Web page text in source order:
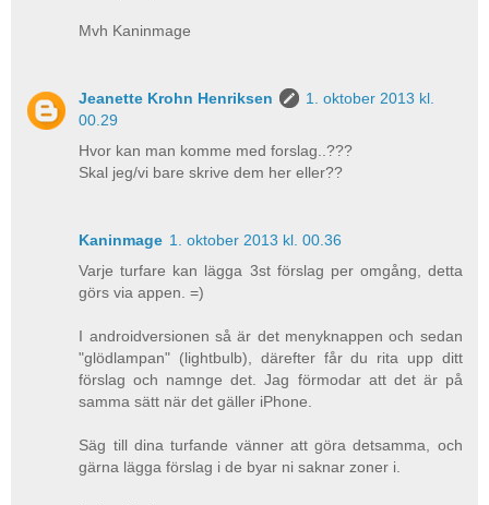
Mvh Kaninmage
Jeanette Krohn Henriksen
1. oktober 2013 kl.
00.29
Hvor kan man komme med forslag..???
Skal jeg/vi bare skrive dem her eller??
Kaninmage 1. oktober 2013 kl. 00.36
Varje turfare kan lägga 3st förslag per omgång, detta
görs via appen. =)
I androidversionen så är det menyknappen och sedan
"glödlampan" (lightbulb), därefter får du rita upp ditt
förslag och namnge det. Jag förmodar att det är på
samma sätt när det gäller iPhone.
Säg till dina turfande vänner att göra detsamma, och
gärna lägga förslag i de byar ni saknar zoner i.